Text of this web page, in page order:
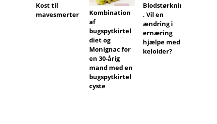
Kost til
mavesmerter
Kombination
af
bugspytkirtel
diet og
Monignac for
en 30-årig
mand med en
bugspytkirtel
cyste
Blodstørkning
. Vil en
ændring i
ernæring
hjælpe med
keloider?